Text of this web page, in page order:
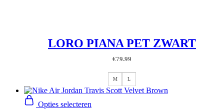
LORO PIANA PET ZWART
€79.99
M L
Opties selecteren